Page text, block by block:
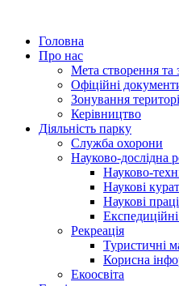
Головна
Про нас
Мета створення та
Офіційні
Зонування
Керівництво
Діяльність парку
Служба охорони
Науково-дослідна
Науково-
Наукові
Наукові праці
Рекреація
Туристичні
Корисна
Екоосвіта